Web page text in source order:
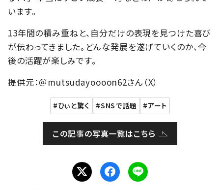
います。
13年間の積み重ねと、自分だけの表現を見つけた喜び
が伝わってきました。どんな発展を遂げていくのか、今
後の活躍が楽しみです。
提供元：＠mutsudayoooon62さん（X）
ひぃと驚く SNSで話題 アート
この記事の写真一覧はこちら